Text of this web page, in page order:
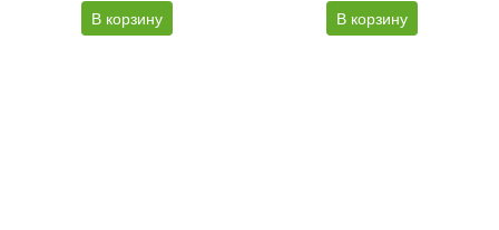
В корзину В корзину